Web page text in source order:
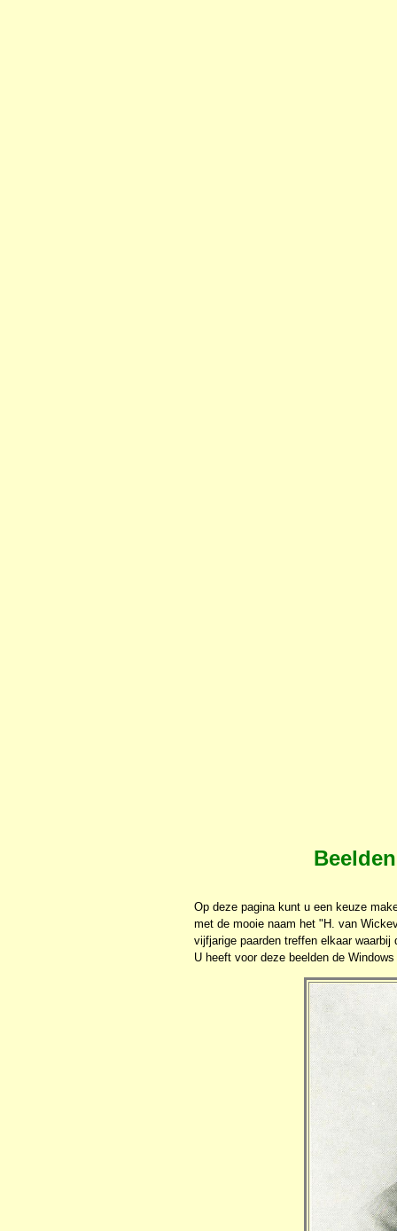
Op deze pagina kunt u een keuze
met de mooie naam het "H. van
vijfjarige paarden treffen elkaar
U heeft voor deze beelden de